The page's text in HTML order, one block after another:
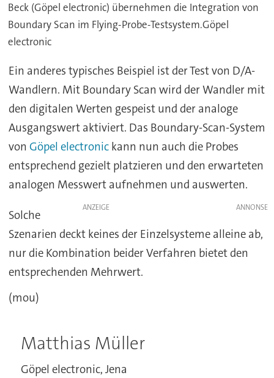
Beck (Göpel electronic) übernehmen die Integration von
Boundary Scan im Flying-Probe-Testsystem.Göpel
electronic
Ein anderes typisches Beispiel ist der Test von D/A-
Wandlern. Mit Boundary Scan wird der Wandler mit
den digitalen Werten gespeist und der analoge
Ausgangswert aktiviert. Das Boundary-Scan-System
von Göpel electronickann nun auch die Probes
entsprechend gezielt platzieren und den erwarteten
analogen Messwert aufnehmen und auswerten.
ANZEIGE
Solche
Szenarien deckt keines der Einzelsysteme alleine ab,
nur die Kombination beider Verfahren bietet den
entsprechenden Mehrwert.
(mou)
Matthias Müller
Göpel electronic, Jena